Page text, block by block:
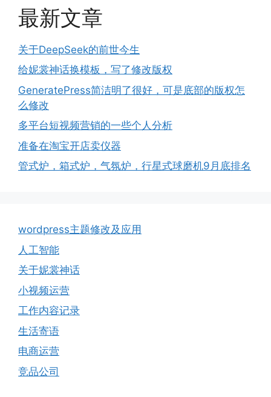
最新文章
关于DeepSeek的前世今生
给妮裳神话换模板，写了修改版权
GeneratePress简洁明了很好，可是底部的版权怎
么修改
多平台短视频营销的一些个人分析
准备在淘宝开店卖仪器
管式炉，箱式炉，气氛炉，行星式球磨机9月底排名
wordpress主题修改及应用
人工智能
关于妮裳神话
小视频运营
工作内容记录
生活寄语
电商运营
竞品公司